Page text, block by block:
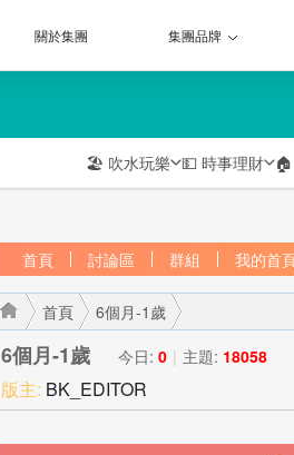
關於集團 集團品牌
🏖️ 吹水玩樂 💵 時事理財 🏠
首頁 討論區 群組 我的首
›
首頁
›
6個月-1歲
›
6個月-1歲 今日: 0 | 主題: 18058
版主: BK_EDITOR